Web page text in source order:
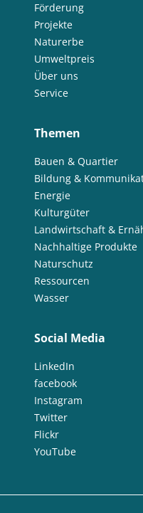
Förderung
Projekte
Naturerbe
Umweltpreis
Über uns
Service
Themen
Bauen & Quartier
Bildung &
Energie
Kulturgüter
Landwirtschaft &
Nachhaltige Produkte
Naturschutz
Ressourcen
Wasser
Social Media
LinkedIn
facebook
Instagram
Twitter
Flickr
YouTube